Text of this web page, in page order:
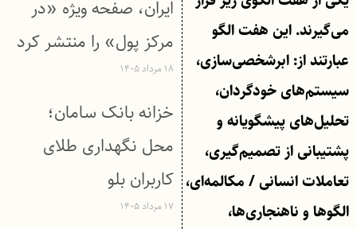
می‌گیرند. این هفت الگو
عبارتند از: ابرشخصی‌سازی،
سیستم‌های خودگردان،
تحلیل‌های پیشگویانه و
پشتیبانی از تصمیم‌گیری،
تعاملات انسانی / مکالمه‌ای،
الگوها و ناهنجاری‌ها،
ایران، صفحه ویژه «در
مرکز پول» را منتشر کرد
۱۸ مرداد ۱۴۰۵
خزانه بانک سامان؛
محل نگهداری طلای
کاربران بلو
۱۷ مرداد ۱۴۰۵